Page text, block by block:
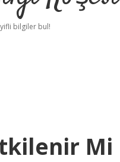
bilgiler bul!
Mi